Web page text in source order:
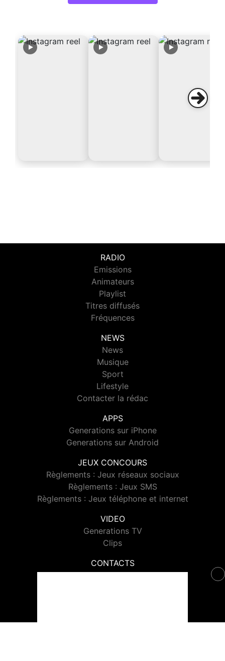
RADIO
Emissions
Animateurs
Playlist
Titres diffusés
Fréquences
NEWS
News
Musique
Sport
Lifestyle
Contacter la rédac
APPS
Generations sur iPhone
Generations sur Android
JEUX CONCOURS
Règlements : Jeux réseaux sociaux
Règlements : Jeux SMS
Règlements : Jeux téléphone et internet
VIDEO
Generations TV
Clips
CONTACTS
Contacter Generations